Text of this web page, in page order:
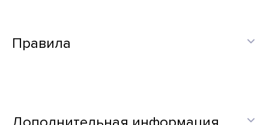
Правила